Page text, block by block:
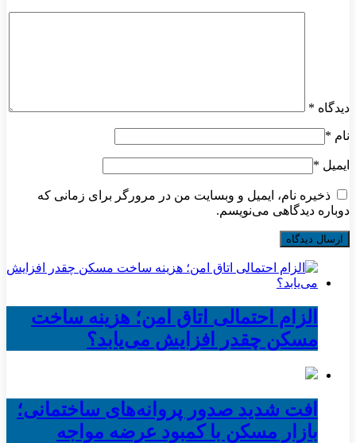
دیدگاه *
نام *
ایمیل *
ذخیره نام، ایمیل و وبسایت من در مرورگر برای زمانی که
دوباره دیدگاهی می‌نویسم.
الزام احتمالی اتاق امن؛ هزینه ساخت
مسکن چقدر افزایش می‌یابد؟
افت شدید صدور پروانه‌های ساختمانی؛
بازار مسکن با کمبود عرضه مواجه